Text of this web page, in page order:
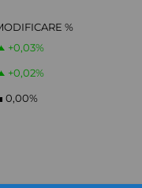
%
+0,03%
+0,02%
0,00%